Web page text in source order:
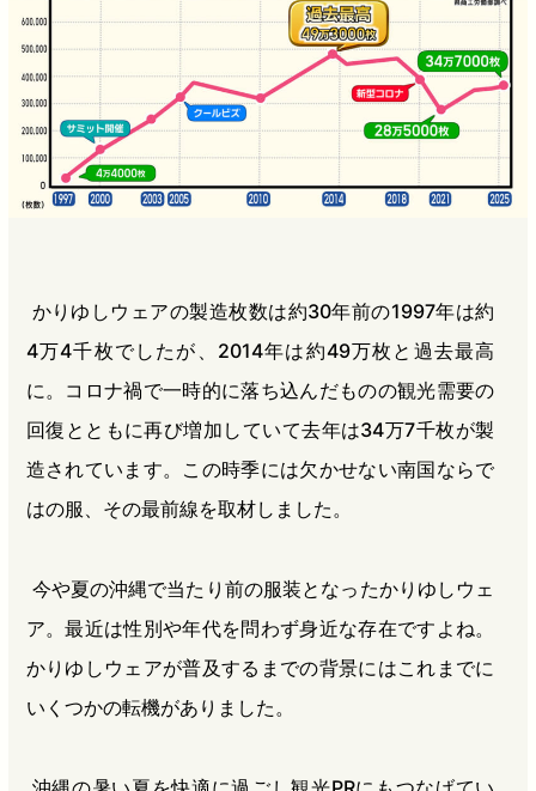
かりゆしウェアの製造枚数は約30年前の1997年は約
4万4千枚でしたが、2014年は約49万枚と過去最高
に。コロナ禍で一時的に落ち込んだものの観光需要の
回復とともに再び増加していて去年は34万7千枚が製
造されています。この時季には欠かせない南国ならで
はの服、その最前線を取材しました。
今や夏の沖縄で当たり前の服装となったかりゆしウェ
ア。最近は性別や年代を問わず身近な存在ですよね。
かりゆしウェアが普及するまでの背景にはこれまでに
いくつかの転機がありました。